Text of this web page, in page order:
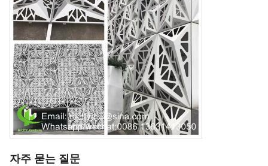
자주 묻는 질문